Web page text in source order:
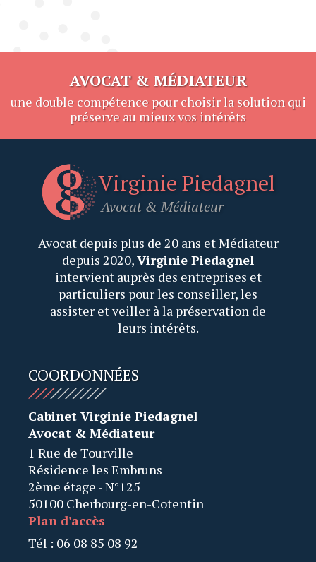
AVOCAT & MÉDIATEUR
une double compétence pour choisir la solution qui
préserve au mieux vos intérêts
Virginie Piedagnel
Avocat &Médiateur
Avocat depuis plus de 20 ans et Médiateur
depuis 2020,Virginie Piedagnel
intervient auprès des entreprises et
particuliers pour les conseiller, les
assister et veiller à la préservation de
leurs intérêts.
COORDONNÉES
Cabinet Virginie Piedagnel
Avocat & Médiateur
1 Rue de Tourville
Résidence les Embruns
2ème étage - N°125
50100 Cherbourg-en-Cotentin
Plan d'accès
Tél : 06 08 85 08 92